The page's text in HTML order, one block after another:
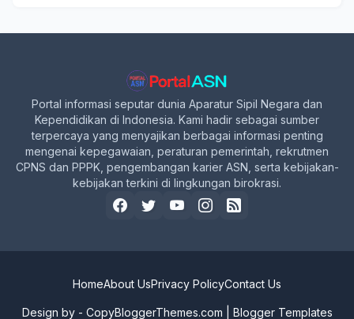
Portal informasi seputar dunia Aparatur Sipil Negara dan
Kependidikan di Indonesia. Kami hadir sebagai sumber
terpercaya yang menyajikan berbagai informasi penting
mengenai kepegawaian, peraturan pemerintah, rekrutmen
CPNS dan PPPK, pengembangan karier ASN, serta kebijakan-
kebijakan terkini di lingkungan birokrasi.
Design by - CopyBloggerThemes.com Blogger Templates
HomeAbout UsPrivacy PolicyContact Us